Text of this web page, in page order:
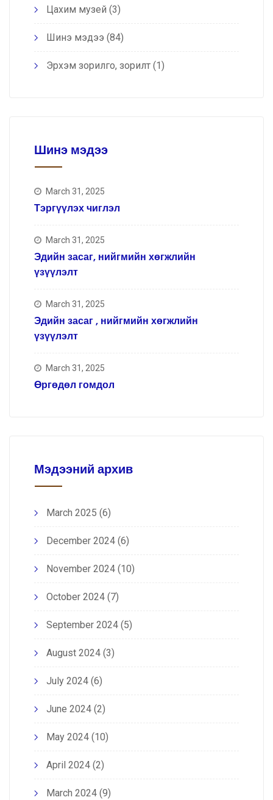
Цахим музей (3)
Шинэ мэдээ (84)
Эрхэм зорилго, зорилт (1)
Шинэ мэдээ
March 31, 2025
Тэргүүлэх чиглэл
March 31, 2025
Эдийн засаг, нийгмийн хөгжлийн
үзүүлэлт
March 31, 2025
Эдийн засаг , нийгмийн хөгжлийн
үзүүлэлт
March 31, 2025
Өргөдөл гомдол
Мэдээний архив
March 2025 (6)
December 2024 (6)
November 2024 (10)
October 2024 (7)
September 2024 (5)
August 2024 (3)
July 2024 (6)
June 2024 (2)
May 2024 (10)
April 2024 (2)
March 2024 (9)